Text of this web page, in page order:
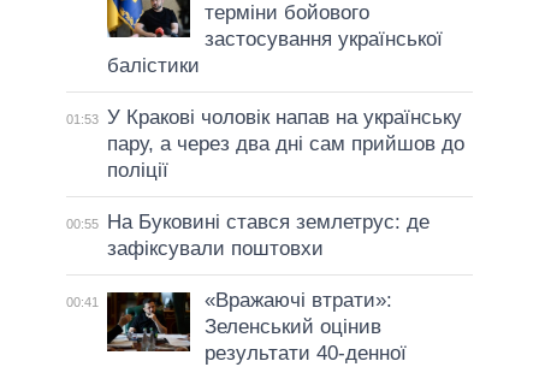
терміни бойового
застосування української
балістики
01:53 У Кракові чоловік напав на українську
пару, а через два дні сам прийшов до
поліції
00:55
На Буковині стався землетрус: де
зафіксували поштовхи
00:41
«Вражаючі втрати»:
Зеленський оцінив
результати 40-денної